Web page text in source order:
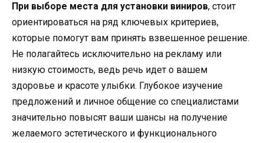
При выборе места для установки виниров, стоит
ориентироваться на ряд ключевых критериев,
которые помогут вам принять взвешенное решение.
Не полагайтесь исключительно на рекламу или
низкую стоимость, ведь речь идет о вашем
здоровье и красоте улыбки. Глубокое изучение
предложений и личное общение со специалистами
значительно повысят ваши шансы на получение
желаемого эстетического и функционального